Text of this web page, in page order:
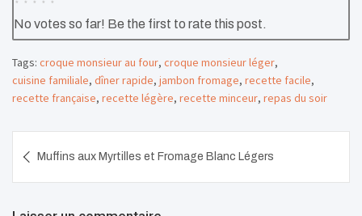
No votes so far! Be the first to rate this post.
Tags: croque monsieur au four, croque monsieur léger,
cuisine familiale, dîner rapide, jambon fromage, recette facile,
recette française, recette légère, recette minceur, repas du soir
de
Muffins aux Myrtilles et Fromage Blanc Légers